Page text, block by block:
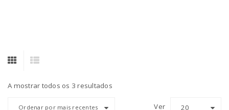
A mostrar todos os 3 resultados
Ordenar por mais recentes Ver 20